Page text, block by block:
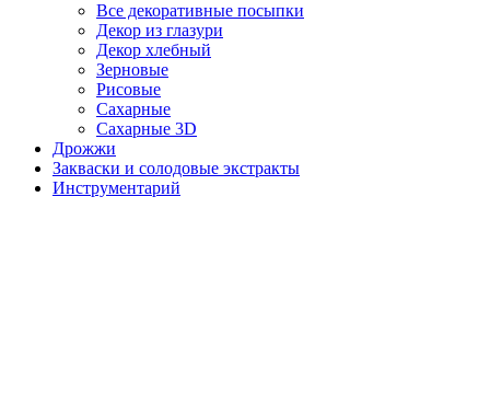
Все декоративные посыпки
Декор из глазури
Декор хлебный
Зерновые
Рисовые
Сахарные
Сахарные 3D
Дрожжи
Закваски и солодовые экстракты
Инструментарий